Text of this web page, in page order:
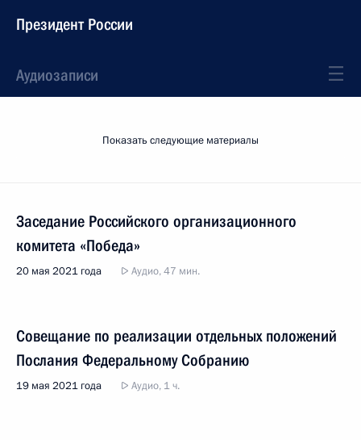
Президент России
Аудиозаписи
Показать следующие материалы
Заседание Российского организационного
комитета «Победа»
20 мая 2021 года Аудио, 47 мин.
Совещание по реализации отдельных положений
Послания Федеральному Собранию
19 мая 2021 года Аудио, 1 ч.